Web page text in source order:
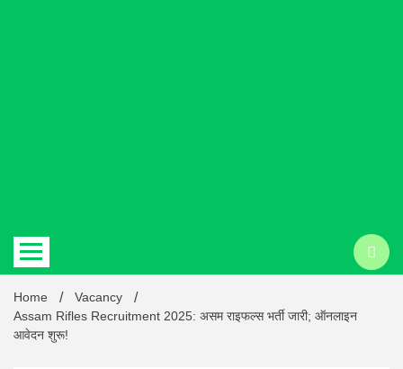
Latest
Home
Vacancy
Assam Rifles Recruitment 2025: असम राइफल्स भर्ती जारी; ऑनलाइन
आवेदन शुरू!